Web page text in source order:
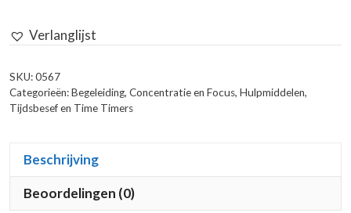
Verlanglijst
SKU:0567
Categorieën:Begeleiding, Concentratie en Focus, Hulpmiddelen,
Tijdsbesef en Time Timers
Beschrijving
Beoordelingen (0)